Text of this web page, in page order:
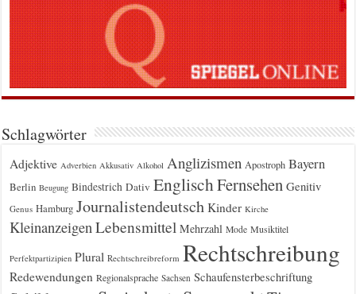
Schlagwörter
Adjektive Adverbien Akkusativ Alkohol Anglizismen Apostroph Bayern
Berlin Beugung Bindestrich Dativ EnglischFernsehen Genitiv
Genus Hamburg Journalistendeutsch Kinder Kirche
KleinanzeigenLebensmittel Mehrzahl Mode Musiktitel
Perfektpartizipien Plural Rechtschreibreform Rechtschreibung
Redewendungen Regionalsprache Sachsen Schaufensterbeschriftung